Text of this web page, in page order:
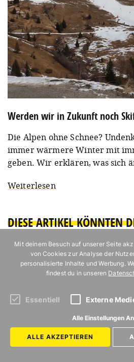
Werden wir in Zukunft noch
Die Alpen ohne Schnee?
immer wärmere Winter mit
geben. Wir erklären, was sich
Weiterlesen
DIESE ARTIKEL KÖNNTEN
INTERESSIEREN
Mit deinem Besuch auf unserer Seite
von Cookies zur Analyse der
personalisierte Inhalte und Werbung.
findest du in unseren
Essentiell Externe
Alle Einstellungen
ALLE AKZEPTIEREN